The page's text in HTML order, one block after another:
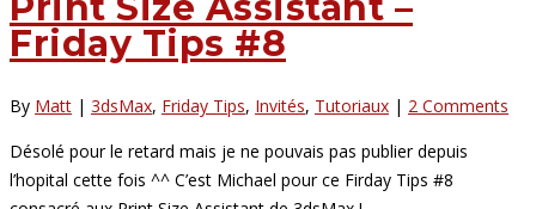
Friday Tips #8
By Matt | 3dsMax, Friday Tips, Invités, Tutoriaux | 2 Comments
Désolé pour le retard mais je ne pouvais pas publier depuis
l’hopital cette fois ^^ C’est Michael pour ce Firday Tips #8